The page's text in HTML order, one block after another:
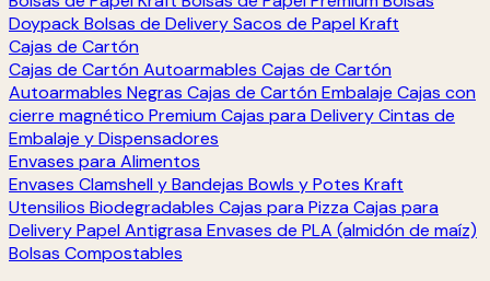
DoypackBolsas de DeliverySacos de Papel Kraft
Cajas de Cartón
Cajas de Cartón Autoarmables Cajas de Cartón
Autoarmables Negras Cajas de Cartón Embalaje Cajas con
cierre magnético Premium Cajas para DeliveryCintas de
Embalaje y Dispensadores
Envases para Alimentos
Envases Clamshell y Bandejas Bowls y Potes Kraft
Utensilios Biodegradables Cajas para Pizza Cajas para
DeliveryPapel Antigrasa Envases de PLA (almidón de maíz)
Bolsas Compostables